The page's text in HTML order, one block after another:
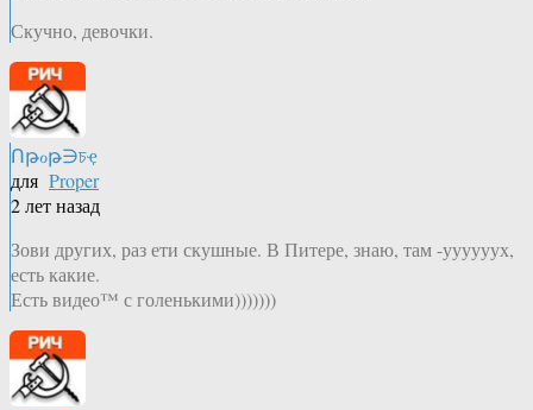
Скучно, девочки.
Ոթℴթ∋চҿ
для Proper
2 лет назад
Зови других, раз ети скушные. В Питере, знаю, там -уууууух,
есть какие.
Есть видео™ с голенькими)))))))